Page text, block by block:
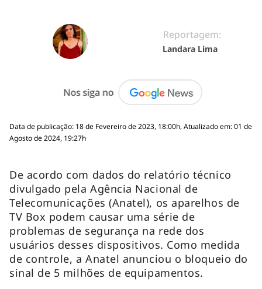
Reportagem:
Landara Lima
Data de publicação: 18 de Fevereiro de 2023, 18:00h, Atualizado em: 01 de
Agosto de 2024, 19:27h
De acordo com dados do relatório técnico
divulgado pela Agência Nacional de
Telecomunicações (Anatel), os aparelhos de
TV Box podem causar uma série de
problemas de segurança na rede dos
usuários desses dispositivos. Como medida
de controle, a Anatel anunciou o bloqueio do
sinal de 5 milhões de equipamentos.